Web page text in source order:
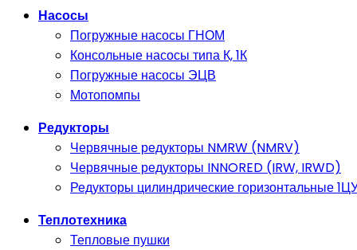
Насосы
Погружные насосы ГНОМ
Консольные насосы типа К, 1К
Погружные насосы ЭЦВ
Мотопомпы
Редукторы
Червячные редукторы NMRW (NMRV)
Червячные редукторы INNORED (IRW, IRWD)
Редукторы цилиндрические горизонтальные
Теплотехника
Тепловые пушки